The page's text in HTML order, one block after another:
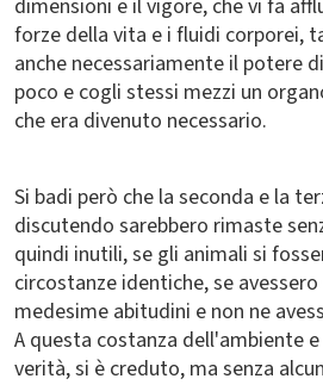
dimensioni e il vigore, che vi fa
forze della vita e i fluidi corporei,
anche necessariamente il potere
poco e cogli stessi mezzi un
che era divenuto necessario.
Si badi però che la seconda e la
discutendo sarebbero rimaste
quindi inutili, se gli animali si
circostanze identiche, se
medesime abitudini e non ne
A questa costanza dell'ambiente
verità, si è creduto, ma senza